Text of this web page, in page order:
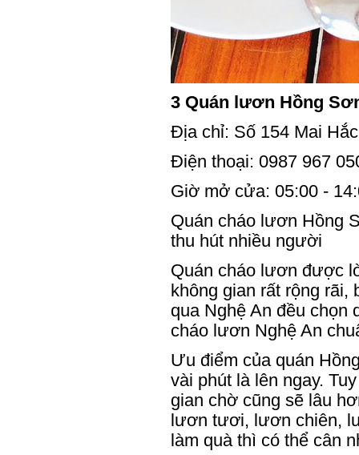
3 Quán lươn Hồng
Địa chỉ: Số 154 Mai
Điện thoại: 0987 967
Giờ mở cửa: 05:00 -
Quán cháo lươn Hồng
thu hút nhiều người
Quán cháo lươn được
không gian rất rộng rãi,
qua Nghệ An đều
cháo lươn Nghệ An
Ưu điểm của quán
vài phút là lên ngay.
gian chờ cũng sẽ lâu
lươn tươi, lươn chiên,
làm quà thì có thể cân